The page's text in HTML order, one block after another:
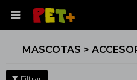

MASCOTAS >